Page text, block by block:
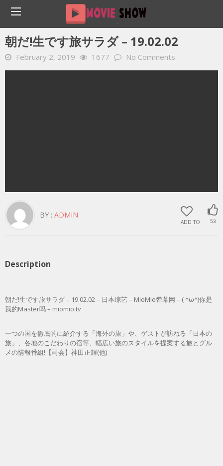
Home YOUTUBE 動画 毎日 朝だ!生です旅サラダ – 19.02.02
朝だ!生です旅サラダ – 19.02.02
February 2, 2019 1677 No Comments
ADD TO 53
BY : ADMIN
Description
朝だ!生です旅サラダ – 19.02.02 – 日本综艺 – MioMio弹幕网 – ( ^ω^)你是
我的Master吗 – miomio.tv
一つの国を徹底的に紹介する「海外の旅」や、ゲストが訪ねる「日本の
旅」、各地のこだわりの宿等、幅広い旅のスタイルを提案する旅とグル
メの情報番組!【司会】神田正輝(他)